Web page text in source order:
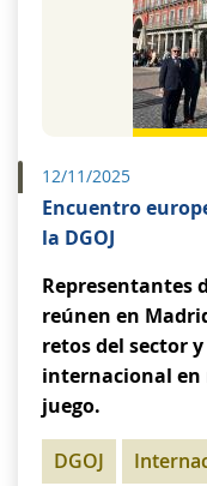
12/11/2025
Encuentro
la DGOJ
Representantes
reúnen en
retos del sector
internacional en
juego.
DGOJ